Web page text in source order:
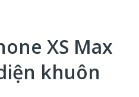
XS Max
khuôn